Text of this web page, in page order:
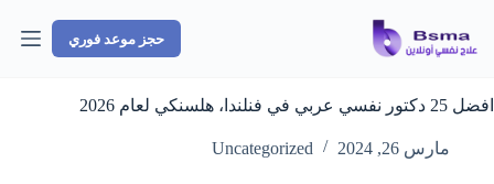
المحتوى
حجز موعد فوري
افضل 25 دكتور نفسي عربي في فنلندا، هلسنكي لعام 2026
مارس 26, 2024 Uncategorized